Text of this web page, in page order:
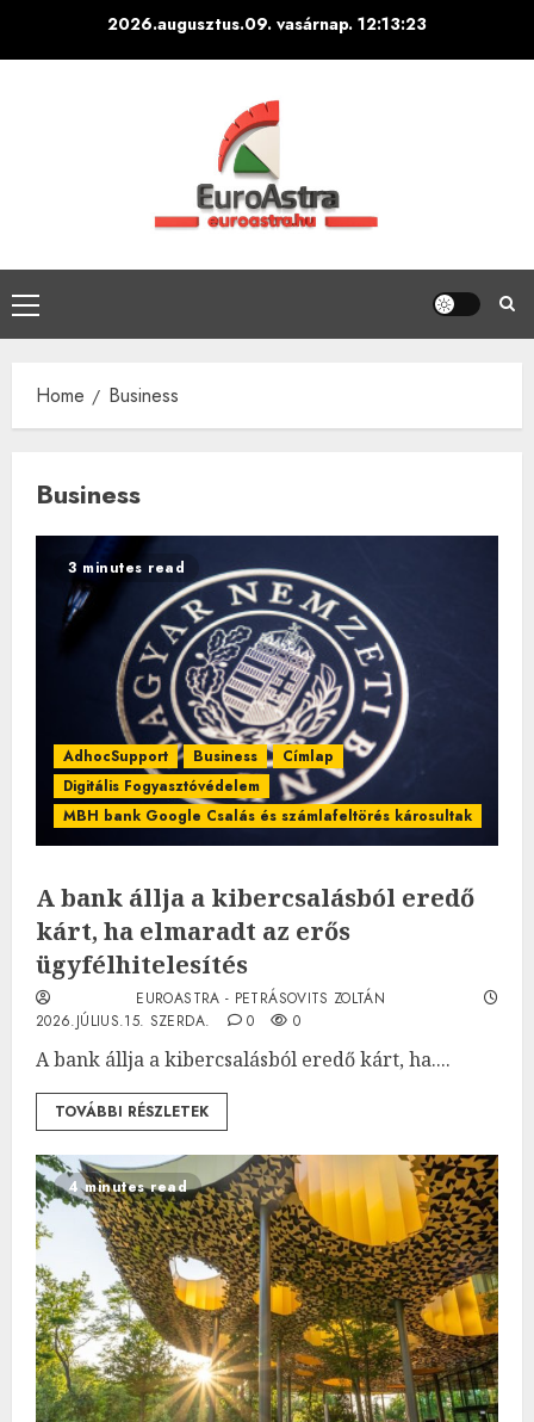
2026.augusztus.09. vasárnap. 12:13:25
Primary
Menu
Home Business
Business
3 minutes read
AdhocSupport Business
Címlap
Digitális Fogyasztóvédelem
MBH bank Google Csalás és számlafeltörés károsultak
A bank állja a kibercsalásból eredő
kárt, ha elmaradt az erős
ügyfélhitelesítés
EUROASTRA - PETRÁSOVITS ZOLTÁN
2026.JÚLIUS.15. SZERDA.
0 0
A bank állja a kibercsalásból eredő kárt, ha....
TOVÁBBI RÉSZLETEK
4 minutes read